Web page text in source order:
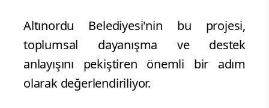
Altınordu Belediyesi'nin bu projesi,
toplumsal dayanışma ve destek
anlayışını pekiştiren önemli bir adım
olarak değerlendiriliyor.